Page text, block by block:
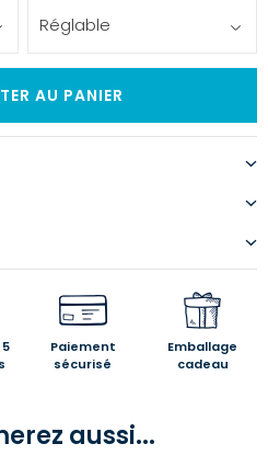
Réglable
AU PANIER
Paiement
sécurisé
Emballage
cadeau
aussi...